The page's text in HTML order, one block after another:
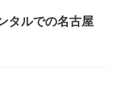
タルでの名古屋